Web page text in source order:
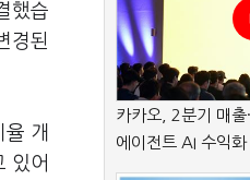
했습
경된
개
있어
카카오, 2분기 매
에이전트 AI 수익화